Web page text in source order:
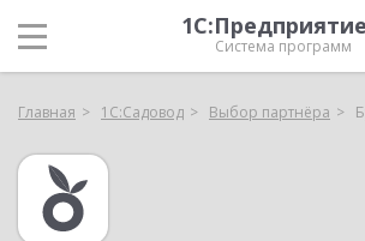
Система программ
Главная 1С:Садовод Выбор партнёра